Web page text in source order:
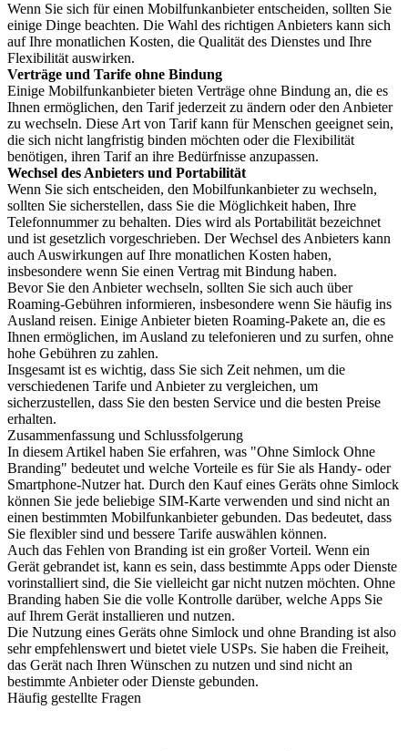
Wenn Sie sich für einen Mobilfunkanbieter entscheiden, sollten Sie
einige Dinge beachten. Die Wahl des richtigen Anbieters kann sich
auf Ihre monatlichen Kosten, die Qualität des Dienstes und Ihre
Flexibilität auswirken.
Verträge und Tarife ohne Bindung
Einige Mobilfunkanbieter bieten Verträge ohne Bindung an, die es
Ihnen ermöglichen, den Tarif jederzeit zu ändern oder den Anbieter
zu wechseln. Diese Art von Tarif kann für Menschen geeignet sein,
die sich nicht langfristig binden möchten oder die Flexibilität
benötigen, ihren Tarif an ihre Bedürfnisse anzupassen.
Wechsel des Anbieters und Portabilität
Wenn Sie sich entscheiden, den Mobilfunkanbieter zu wechseln,
sollten Sie sicherstellen, dass Sie die Möglichkeit haben, Ihre
Telefonnummer zu behalten. Dies wird als Portabilität bezeichnet
und ist gesetzlich vorgeschrieben. Der Wechsel des Anbieters kann
auch Auswirkungen auf Ihre monatlichen Kosten haben,
insbesondere wenn Sie einen Vertrag mit Bindung haben.
Bevor Sie den Anbieter wechseln, sollten Sie sich auch über
Roaming-Gebühren informieren, insbesondere wenn Sie häufig ins
Ausland reisen. Einige Anbieter bieten Roaming-Pakete an, die es
Ihnen ermöglichen, im Ausland zu telefonieren und zu surfen, ohne
hohe Gebühren zu zahlen.
Insgesamt ist es wichtig, dass Sie sich Zeit nehmen, um die
verschiedenen Tarife und Anbieter zu vergleichen, um
sicherzustellen, dass Sie den besten Service und die besten Preise
erhalten.
Zusammenfassung und Schlussfolgerung
In diesem Artikel haben Sie erfahren, was "Ohne Simlock Ohne
Branding" bedeutet und welche Vorteile es für Sie als Handy- oder
Smartphone-Nutzer hat. Durch den Kauf eines Geräts ohne Simlock
können Sie jede beliebige SIM-Karte verwenden und sind nicht an
einen bestimmten Mobilfunkanbieter gebunden. Das bedeutet, dass
Sie flexibler sind und bessere Tarife auswählen können.
Auch das Fehlen von Branding ist ein großer Vorteil. Wenn ein
Gerät gebrandet ist, kann es sein, dass bestimmte Apps oder Dienste
vorinstalliert sind, die Sie vielleicht gar nicht nutzen möchten. Ohne
Branding haben Sie die volle Kontrolle darüber, welche Apps Sie
auf Ihrem Gerät installieren und nutzen.
Die Nutzung eines Geräts ohne Simlock und ohne Branding ist also
sehr empfehlenswert und bietet viele USPs. Sie haben die Freiheit,
das Gerät nach Ihren Wünschen zu nutzen und sind nicht an
bestimmte Anbieter oder Dienste gebunden.
Häufig gestellte Fragen